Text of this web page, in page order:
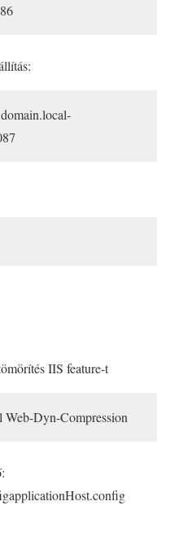
local-
IIS feature-t
Web-Dyn-Compression